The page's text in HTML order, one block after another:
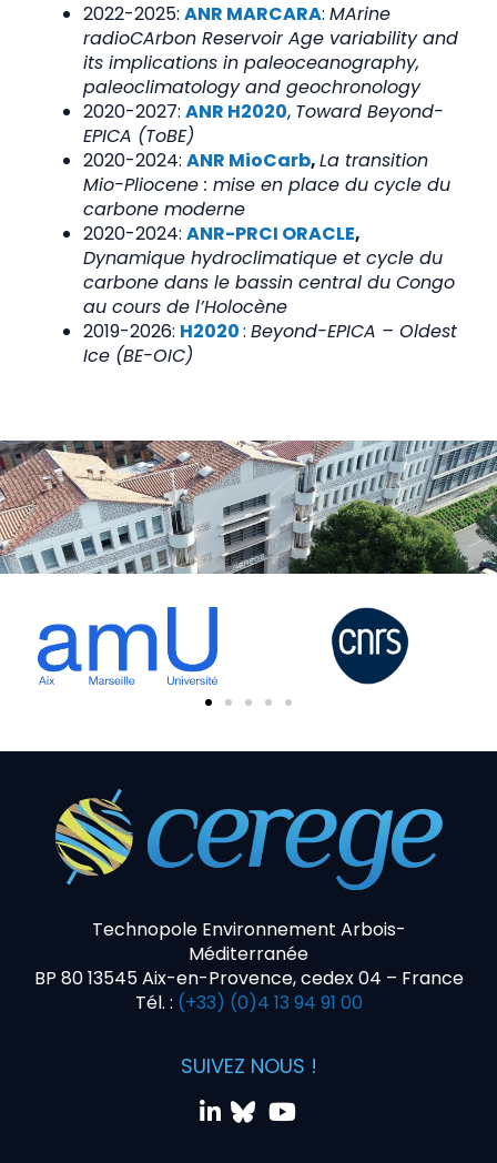
2022-2025: ANR MARCARA: MArine
radioCArbon Reservoir Age variability and
its implications in paleoceanography,
paleoclimatology and geochronology
2020-2027: ANR H2020, Toward Beyond-
EPICA (ToBE)
2020-2024: ANR MioCarb,La transition
Mio-Pliocene : mise en place du cycle du
carbone moderne
2020-2024: ANR-PRCI ORACLE,
Dynamique hydroclimatique et cycle du
carbone dans le bassin central du Congo
au cours de l’Holocène
2019-2026: H2020: Beyond-EPICA – Oldest
Ice (BE-OIC)
Technopole Environnement Arbois-
Méditerranée
BP 80 13545 Aix-en-Provence, cedex 04 – France
Tél. : (+33) (0)4 13 94 91 00
SUIVEZ NOUS !